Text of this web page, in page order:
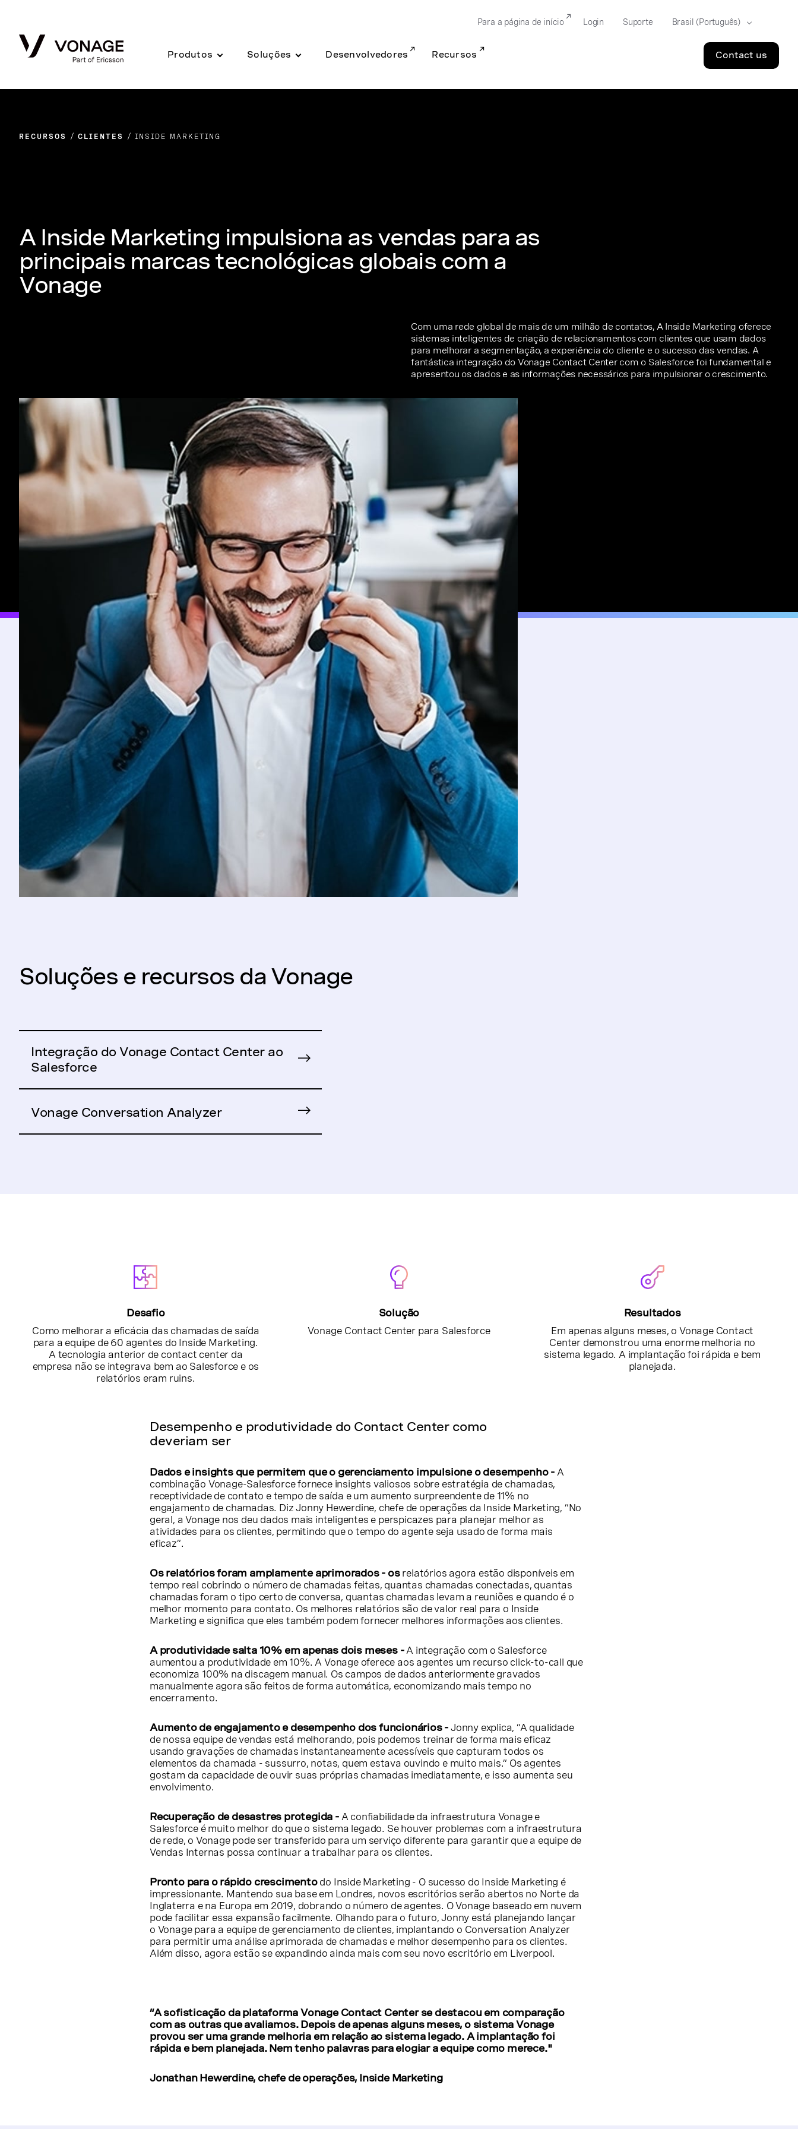
Produtos Soluções Desenvolvedores Recursos Contact us
Para a página de início Login Suporte
RECURSOS CLIENTES INSIDE MARKETING
A Inside Marketing impulsiona as vendas para as
principais marcas tecnológicas globais com a
Vonage
Com uma rede global de mais de um milhão de contatos, A Inside Marketing oferece
sistemas inteligentes de criação de relacionamentos com clientes que usam dados
para melhorar a segmentação, a experiência do cliente e o sucesso das vendas. A
fantástica integração do Vonage Contact Center com o Salesforce foi fundamental e
apresentou os dados e as informações necessários para impulsionar o crescimento.
Soluções e recursos da Vonage
Integração do Vonage Contact Center ao
Salesforce
Vonage Conversation Analyzer
Desafio
Como melhorar a eficácia das chamadas de saída
para a equipe de 60 agentes do Inside Marketing.
A tecnologia anterior de contact center da
empresa não se integrava bem ao Salesforce e os
relatórios eram ruins.
Solução
Vonage Contact Center para Salesforce
Resultados
Em apenas alguns meses, o Vonage Contact
Center demonstrou uma enorme melhoria no
sistema legado. A implantação foi rápida e bem
planejada.
Desempenho e produtividade do Contact Center como
deveriam ser
Dados e insights que permitem que o gerenciamento impulsione o desempenho - A
combinação Vonage-Salesforce fornece insights valiosos sobre estratégia de chamadas,
receptividade de contato e tempo de saída e um aumento surpreendente de 11% no
engajamento de chamadas. Diz Jonny Hewerdine, chefe de operações da Inside Marketing, “No
geral, a Vonage nos deu dados mais inteligentes e perspicazes para planejar melhor as
atividades para os clientes, permitindo que o tempo do agente seja usado de forma mais
eficaz”.
Os relatórios foram amplamente aprimorados - osrelatórios agora estão disponíveis em
tempo real cobrindo o número de chamadas feitas, quantas chamadas conectadas, quantas
chamadas foram o tipo certo de conversa, quantas chamadas levam a reuniões e quando é o
melhor momento para contato. Os melhores relatórios são de valor real para o Inside
Marketing e significa que eles também podem fornecer melhores informações aos clientes.
A produtividade salta 10% em apenas dois meses -A integração com o Salesforce
aumentou a produtividade em 10%. A Vonage oferece aos agentes um recurso click-to-call que
economiza 100% na discagem manual. Os campos de dados anteriormente gravados
manualmente agora são feitos de forma automática, economizando mais tempo no
encerramento.
Aumento de engajamento e desempenho dos funcionários - Jonny explica, “A qualidade
de nossa equipe de vendas está melhorando, pois podemos treinar de forma mais eficaz
usando gravações de chamadas instantaneamente acessíveis que capturam todos os
elementos da chamada - sussurro, notas, quem estava ouvindo e muito mais.” Os agentes
gostam da capacidade de ouvir suas próprias chamadas imediatamente, e isso aumenta seu
envolvimento.
Recuperação de desastres protegida -A confiabilidade da infraestrutura Vonage e
Salesforce é muito melhor do que o sistema legado. Se houver problemas com a infraestrutura
de rede, o Vonage pode ser transferido para um serviço diferente para garantir que a equipe de
Vendas Internas possa continuar a trabalhar para os clientes.
Pronto para o rápido crescimentodo Inside Marketing - O sucesso do Inside Marketing é
impressionante. Mantendo sua base em Londres, novos escritórios serão abertos no Norte da
Inglaterra e na Europa em 2019, dobrando o número de agentes. O Vonage baseado em nuvem
pode facilitar essa expansão facilmente. Olhando para o futuro, Jonny está planejando lançar
o Vonage para a equipe de gerenciamento de clientes, implantando o Conversation Analyzer
para permitir uma análise aprimorada de chamadas e melhor desempenho para os clientes.
Além disso, agora estão se expandindo ainda mais com seu novo escritório em Liverpool.
“A sofisticação da plataforma Vonage Contact Center se destacou em comparação
com as outras que avaliamos. Depois de apenas alguns meses, o sistema Vonage
provou ser uma grande melhoria em relação ao sistema legado. A implantação foi
rápida e bem planejada. Nem tenho palavras para elogiar a equipe como merece."
Jonathan Hewerdine, chefe de operações, Inside Marketing